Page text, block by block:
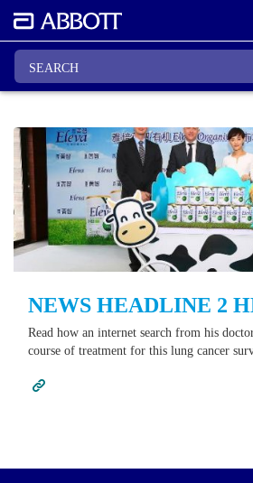
NEWS HEADLINE 2
Read how an internet search from his
course of treatment for this lung cancer